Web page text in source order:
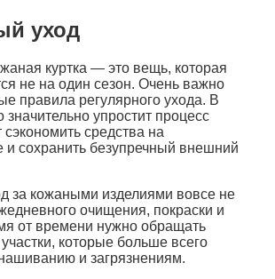
уход
куртка — это вещь, которая
не на один сезон. Очень важно
правила регулярного ухода. В
упростит процесс
сэкономить средства на
и сохранить безупречный внешний
за кожаными изделиями вовсе не
очищения, покраски и
от времени нужно обращать
которые больше всего
и загрязнениям.